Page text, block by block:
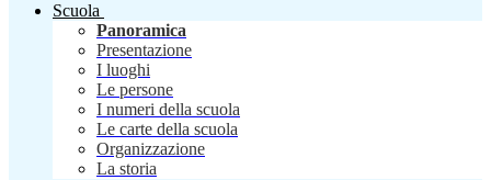
Scuola
Panoramica
Presentazione
I luoghi
Le persone
I numeri della scuola
Le carte della scuola
Organizzazione
La storia